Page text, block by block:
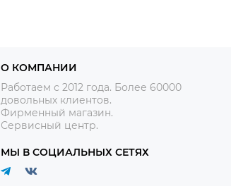
О КОМПАНИИ
Работаем с 2012 года. Более 60000
довольных клиентов.
Фирменный магазин.
Сервисный центр.
МЫ В СОЦИАЛЬНЫХ СЕТЯХ